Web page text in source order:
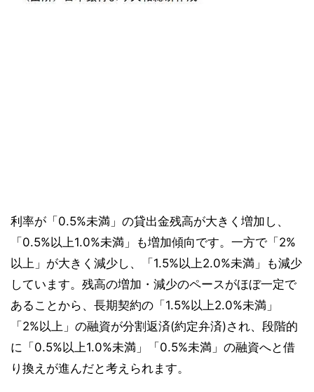
利率が「0.5%未満」の貸出金残高が大きく増加し、
「0.5%以上1.0%未満」も増加傾向です。一方で「2%
以上」が大きく減少し、「1.5%以上2.0%未満」も減少
しています。残高の増加・減少のペースがほぼ一定で
あることから、長期契約の「1.5%以上2.0%未満」
「2%以上」の融資が分割返済(約定弁済)され、段階的
に「0.5%以上1.0%未満」「0.5%未満」の融資へと借
り換えが進んだと考えられます。